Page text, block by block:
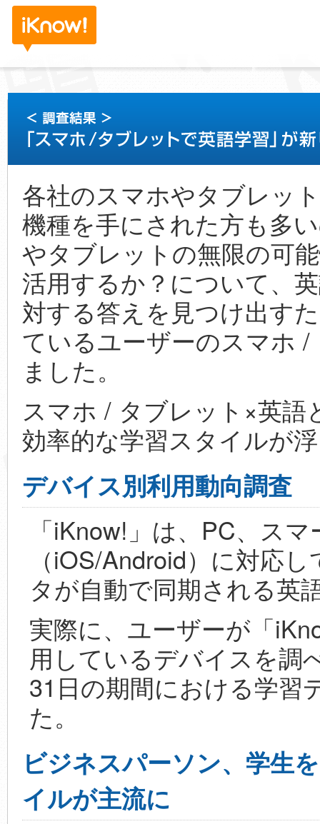
各社のスマホやタブレッ
機種を手にされた方も多
やタブレットの無限の可
活用するか？について、
対する答えを見つけ出す
ているユーザーのスマホ
ました。
スマホ / タブレット×英
効率的な学習スタイルが
デバイス別利用動向調査
「iKnow!」は、PC、ス
（iOS/Android）に対応
タが自動で同期される英
実際に、ユーザーが「
用しているデバイスを調
31日の期間における学習
た。
ビジネスパーソン、学生
イルが主流に